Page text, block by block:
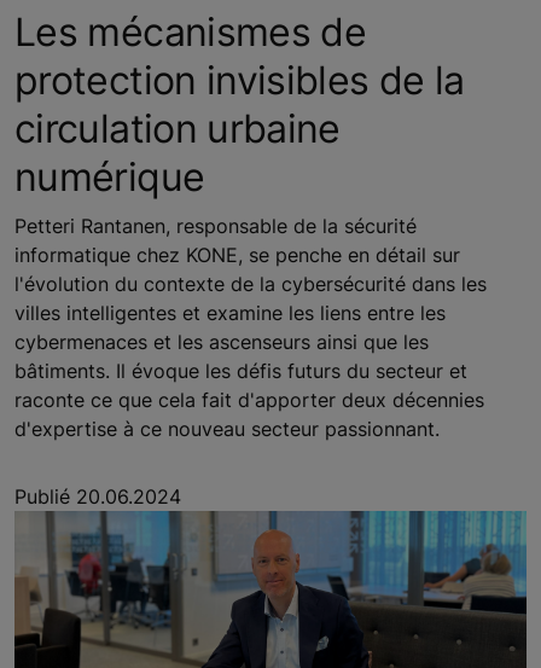
Les mécanismes de
protection invisibles de la
circulation urbaine
numérique
Petteri Rantanen, responsable de la sécurité
informatique chez KONE, se penche en détail sur
l'évolution du contexte de la cybersécurité dans les
villes intelligentes et examine les liens entre les
cybermenaces et les ascenseurs ainsi que les
bâtiments. Il évoque les défis futurs du secteur et
raconte ce que cela fait d'apporter deux décennies
d'expertise à ce nouveau secteur passionnant.
Publié 20.06.2024